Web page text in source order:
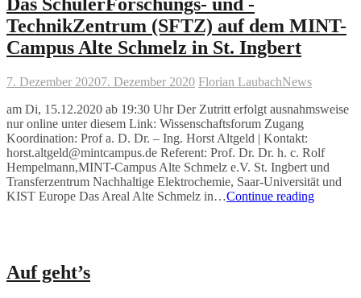
Irrationales
TechnikZentrum (SFTZ) auf dem MINT-
Campus Alte Schmelz in St. Ingbert
7. Dezember 20207. Dezember 2020 Florian LaubachNews
am Di, 15.12.2020 ab 19:30 Uhr Der Zutritt erfolgt ausnahmsweise
nur online unter diesem Link: Wissenschaftsforum Zugang
Koordination: Prof a. D. Dr. – Ing. Horst Altgeld | Kontakt:
horst.altgeld@mintcampus.de Referent: Prof. Dr. Dr. h. c. Rolf
Hempelmann,MINT-Campus Alte Schmelz e.V. St. Ingbert und
Transferzentrum Nachhaltige Elektrochemie, Saar-Universität und
KIST Europe Das Areal Alte Schmelz in…Continue readingDas
Auf geht’s